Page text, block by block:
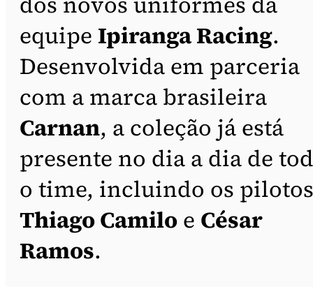
equipe Ipiranga Racing.
Desenvolvida em parceria
com a marca brasileira
Carnan, a coleção já está
presente no dia a dia de
o time, incluindo os pilotos
Thiago Camilo e César
Ramos.